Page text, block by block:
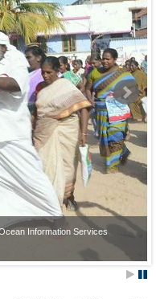
Next
Information Services